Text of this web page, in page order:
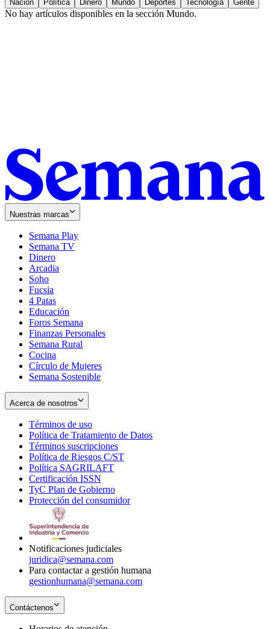
Nación Política Dinero Mundo Deportes Tecnología Gente
No hay artículos disponibles en la sección Mundo.
Nuestras marcas
Semana Play
Semana TV
Dinero
Arcadia
Soho
in
new
window
Fucsia
in
new
window
4 Patas
Educación
Foros Semana
Finanzas Personales
Semana Rural
Cocina
Círculo de Mujeres
Semana Sostenible
Acerca de nosotros
Términos de uso
in
new
window
Política de Tratamiento de Datos
Términos suscripciones
in
Política de Riesgos C/ST
Política SAGRILAFT
new
window
Certificación ISSN
in
new
TyC Plan de Gobierno
in
Protección del consumidorOpens
Notificaciones judiciales
juridica@semana.com
Para contactar a gestión humana
gestionhumana@semana.com
Contáctenos